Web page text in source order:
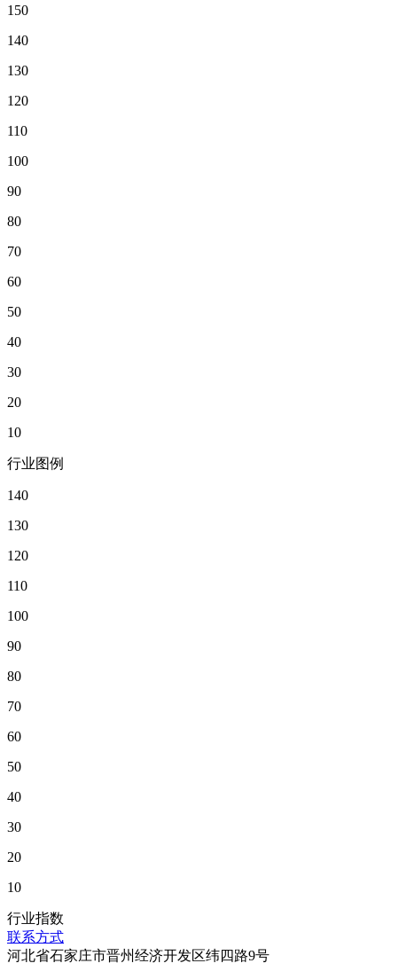
150
140
130
120
110
100
90
80
70
60
50
40
30
20
10
行业图例
140
130
120
110
100
90
80
70
60
50
40
30
20
10
行业指数
联系方式
河北省石家庄市晋州经济开发区纬四路9号